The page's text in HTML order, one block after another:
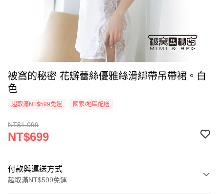
被窩的秘密 花瓣蕾絲優雅絲滑綁帶吊帶裙。白
色
超取滿NT$599免運 國家/地區配送
NT$1,099
NT$699
付款與運送方式
超取滿NT$599免運